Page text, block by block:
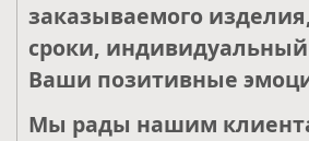
заказываемого
сроки,
Ваши позитивные
Мы рады нашим